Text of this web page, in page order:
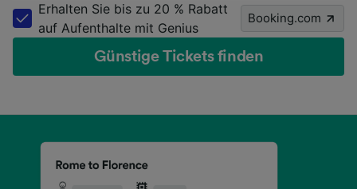
Erhalten Sie bis zu 20 % Rabatt
auf Aufenthalte mit Genius
Booking.com
Günstige Tickets finden